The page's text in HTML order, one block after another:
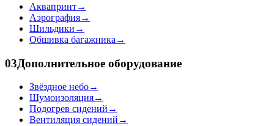
Аквапринт→
Аэрография→
Шильдики →
Обшивка багажника →
03Дополнительное оборудование
Звёздное небо→
Шумоизоляция→
Подогрев сидений →
Вентиляция сидений →